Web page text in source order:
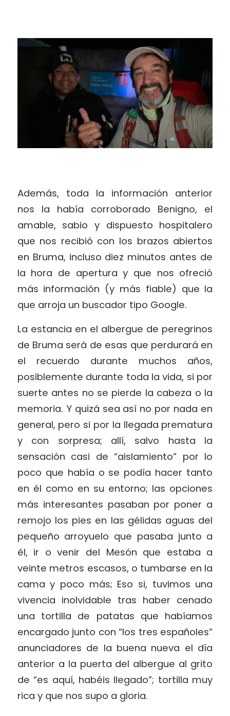
Además, toda la información anterior
nos la había corroborado Benigno, el
amable, sabio y dispuesto hospitalero
que nos recibió con los brazos abiertos
en Bruma, incluso diez minutos antes de
la hora de apertura y que nos ofreció
más información (y más fiable) que la
que arroja un buscador tipo Google.
La estancia en el albergue de peregrinos
de Bruma será de esas que perdurará en
el recuerdo durante muchos años,
posiblemente durante toda la vida, si por
suerte antes no se pierde la cabeza o la
memoria. Y quizá sea así no por nada en
general, pero si por la llegada prematura
y con sorpresa; allí, salvo hasta la
sensación casi de “aislamiento” por lo
poco que había o se podía hacer tanto
en él como en su entorno; las opciones
más interesantes pasaban por poner a
remojo los pies en las gélidas aguas del
pequeño arroyuelo que pasaba junto a
él, ir o venir del Mesón que estaba a
veinte metros escasos, o tumbarse en la
cama y poco más; Eso si, tuvimos una
vivencia inolvidable tras haber cenado
una tortilla de patatas que habíamos
encargado junto con “los tres españoles”
anunciadores de la buena nueva el día
anterior a la puerta del albergue al grito
de “es aquí, habéis llegado”; tortilla muy
rica y que nos supo a gloria.